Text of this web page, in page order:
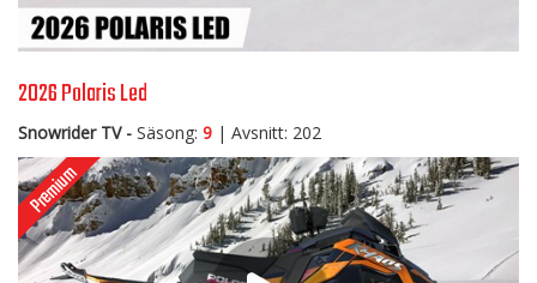
2026 Polaris Led
Snowrider TV - Säsong: 9 | Avsnitt: 202